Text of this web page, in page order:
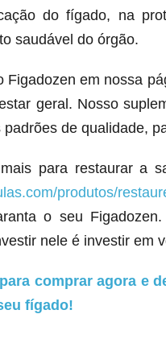
do fígado, na
saudável do órgão.
Figadozen em nossa
geral. Nosso
padrões de qualidade,
para restaurar a
produtos/
o seu
nele é investir em
comprar agora e
fígado!